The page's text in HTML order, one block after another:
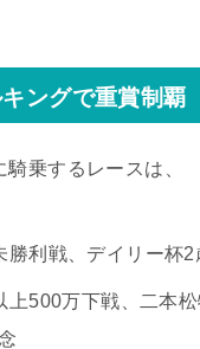
ングで重賞制覇
乗するレースは、
勝利戦、デイリー杯2
上500万下戦、二本